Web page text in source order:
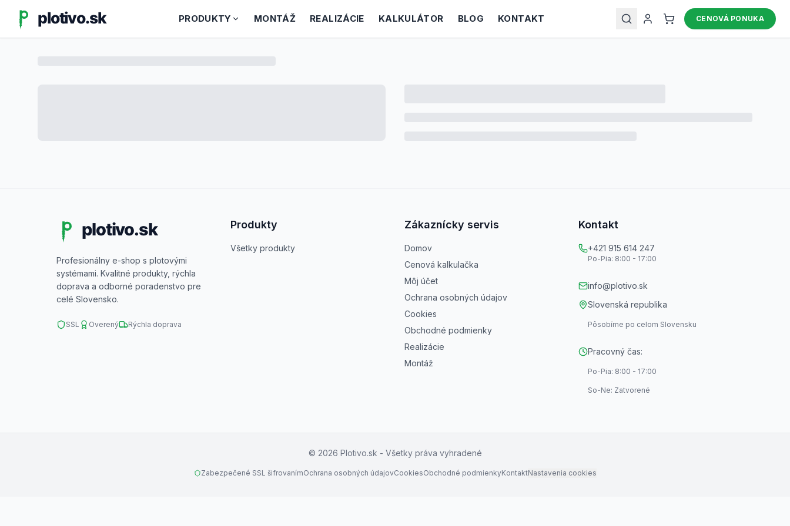
PRODUKTY MONTÁŽ REALIZÁCIE KALKULÁTOR BLOG KONTAKT CENOVÁ PONUKA
Profesionálny e-shop s plotovými
systémami. Kvalitné produkty, rýchla
doprava a odborné poradenstvo pre
celé Slovensko.
SSL Overený Rýchla doprava
Produkty
Všetky produkty
Zákaznícky servis
Domov
Cenová kalkulačka
Môj účet
Ochrana osobných údajov
Cookies
Obchodné podmienky
Realizácie
Montáž
Kontakt
+421 915 614 247
Po-Pia: 8:00 - 17:00
info@plotivo.sk
Slovenská republika
Pôsobíme po celom Slovensku
Pracovný čas:
Po-Pia: 8:00 - 17:00
So-Ne: Zatvorené
© 2026 Plotivo.sk - Všetky práva vyhradené
Zabezpečené SSL šifrovanímOchrana osobných údajovCookiesObchodné podmienkyKontaktNastavenia cookies